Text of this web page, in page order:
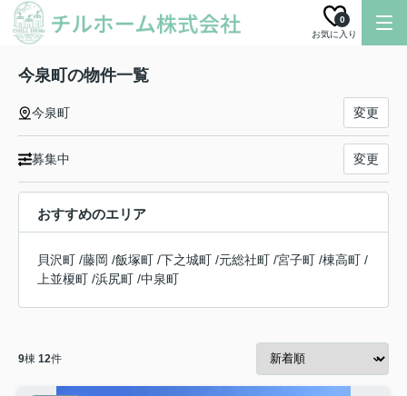
お気に入り
0
今泉町の物件一覧
今泉町 変更
募集中 変更
おすすめのエリア
貝沢町 /藤岡 /飯塚町 /下之城町 /元総社町 /宮子町 /棟高町 /
上並榎町 /浜尻町 /中泉町
9棟 12件